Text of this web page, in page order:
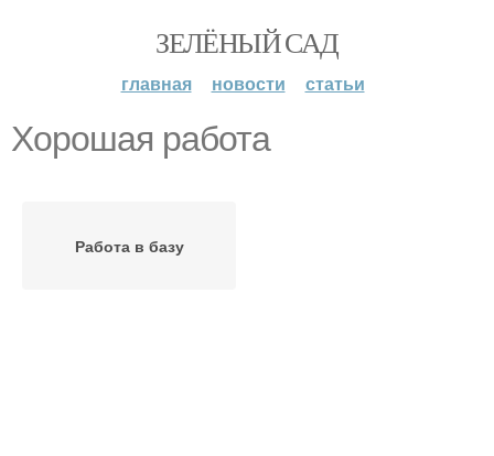
ЗЕЛЁНЫЙ САД
главная новости статьи
Хорошая работа
Работа в базу